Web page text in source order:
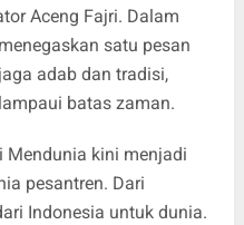
Aceng Fajri. Dalam
satu pesan
adab dan tradisi,
batas zaman.
Mendunia kini menjadi
pesantren. Dari
Indonesia untuk dunia.